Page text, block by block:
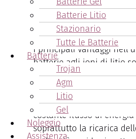
Batterie Litio
Stazionario
Tutte le Batterie
Batterie
Trojan
Agm
Litio
Gel
Noleggio
Assistenza
La potenza degli ioni di
Batterie Cesab Colli al
I principali vantaggi
batterie agli ioni di litio
efficienza energetica
il loro utilizzo favorisce
minori emissioni,
costante flusso di energia
soprattutto la ricarica